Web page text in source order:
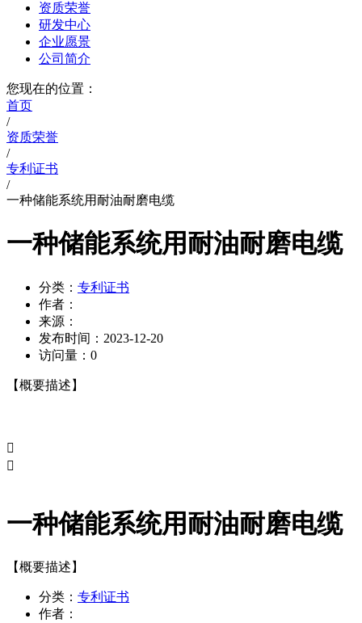
资质荣誉
研发中心
企业愿景
公司简介
您现在的位置：
首页
/
资质荣誉
/
专利证书
/
一种储能系统用耐油耐磨电缆
一种储能系统用耐油耐磨电缆
分类： 专利证书
作者：
来源：
发布时间： 2023-12-20
访问量： 0
【概要描述】


一种储能系统用耐油耐磨电缆
【概要描述】
分类： 专利证书
作者：